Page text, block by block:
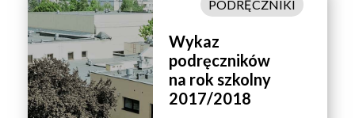
PODRĘCZNIKI
Wykaz
podręczników
na rok szkolny
2017/2018